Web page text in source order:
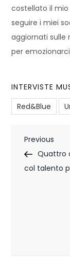
costellato il mio
seguire i miei
aggiornati sulle
per
INTERVISTE
Red&Blue
N
a
Previous
Post
Previous
Quattro
col talento